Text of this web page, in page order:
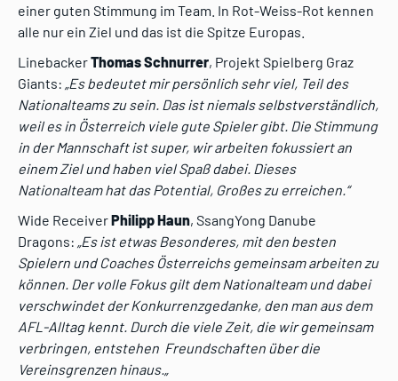
einer guten Stimmung im Team. In Rot-Weiss-Rot kennen
alle nur ein Ziel und das ist die Spitze Europas.
LinebackerThomas Schnurrer, Projekt Spielberg Graz
Giants: „Es bedeutet mir persönlich sehr viel, Teil des
Nationalteams zu sein. Das ist niemals selbstverständlich,
weil es in Österreich viele gute Spieler gibt. Die Stimmung
in der Mannschaft ist super, wir arbeiten fokussiert an
einem Ziel und haben viel Spaß dabei. Dieses
Nationalteam hat das Potential, Großes zu erreichen.“
Wide ReceiverPhilipp Haun, SsangYong Danube
Dragons: „Es ist etwas Besonderes, mit den besten
Spielern und Coaches Österreichs gemeinsam arbeiten zu
können. Der volle Fokus gilt dem Nationalteam und dabei
verschwindet der Konkurrenzgedanke, den man aus dem
AFL-Alltag kennt. Durch die viele Zeit, die wir gemeinsam
verbringen, entstehen Freundschaften über die
Vereinsgrenzen hinaus.„